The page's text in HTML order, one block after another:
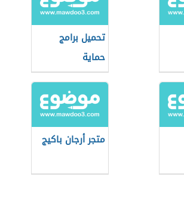
تحميل برامج
حماية
متجر أرجان باكيج